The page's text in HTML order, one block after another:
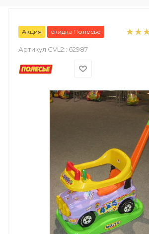
Акция скидка Полесье
Артикул CVL2:: 62987